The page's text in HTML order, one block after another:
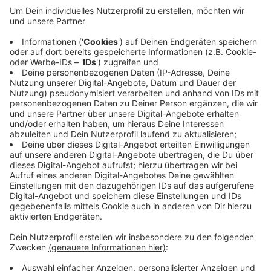
Heute Morgen fand ein Spaziergänger den
ausgeschlachteten BMW dann in einem Waldstück in
Hullern. Die Polizei geht davon aus, dass die Täter das
Keyless-Go System genutzt haben. Sie haben die
Reichweite des Schlüssels im Haus mit einem Gerät
verlängert und konnten das Auto so ohne Schlüssel
starten. Die Polizei rät daher erneut diese
Autoschlüssel immer zur abgewandten Seite im Haus
aufzubewahren und am besten in einer Metalldose.
Anzeige